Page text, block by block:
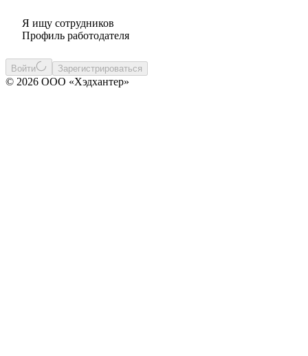
Я ищу сотрудников
Профиль работодателя
Войти Зарегистрироваться
© 2026 ООО «Хэдхантер»